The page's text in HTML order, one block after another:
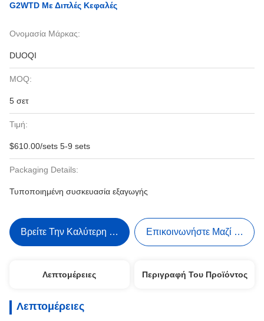
G2WTD Με Διπλές Κεφαλές
Ονομασία Μάρκας:
DUOQI
MOQ:
5 σετ
Τιμή:
$610.00/sets 5-9 sets
Packaging Details:
Τυποποιημένη συσκευασία εξαγωγής
Βρείτε Την Καλύτερη Τιμή Επικοινωνήστε Μαζί Μας
Λεπτομέρειες Περιγραφή Του Προϊόντος
Λεπτομέρειες